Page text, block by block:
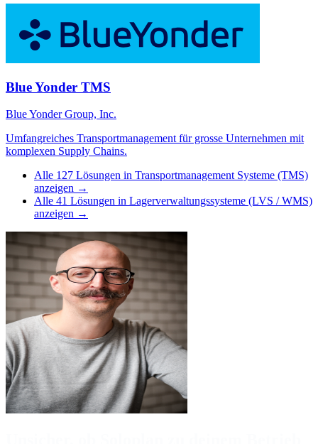
Blue Yonder TMS
Blue Yonder Group, Inc.
Umfangreiches Transportmanagement für grosse Unternehmen mit
komplexen Supply Chains.
Alle 127 Lösungen in Transportmanagement Systeme (TMS)
anzeigen →
Alle 41 Lösungen in Lagerverwaltungssysteme (LVS / WMS)
anzeigen →